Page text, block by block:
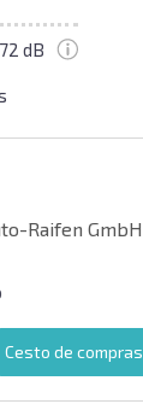
72 dB
Raifen GmbH
Cesto de compras